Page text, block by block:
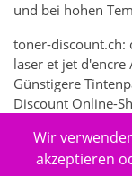
und bei hohen
toner-discount.ch:
laser et jet
Günstigere
Discount Online-
5261 - Elektronik
Zubehör Drucker,
Wir
akzeptieren